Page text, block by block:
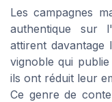
Les campagnes
authentique sur
attirent
vignoble qui
ils ont réduit leur
Ce genre de